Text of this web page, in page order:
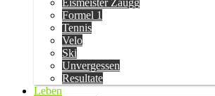
Eismeister Zaugg
Formel 1
Tennis
Velo
Ski
Unvergessen
Resultate
Leben